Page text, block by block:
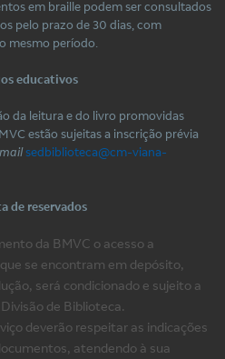
em braille podem ser consultados
pelo prazo de 30 dias, com
mesmo período.
educativos
da leitura e do livro promovidas
estão sujeitas a inscrição prévia
sedbiblioteca@cm-viana-
de reservados
da BMVC o acesso a
se encontram em depósito,
será condicionado e sujeito a
de Biblioteca.
deverão respeitar as indicações
atendendo à sua